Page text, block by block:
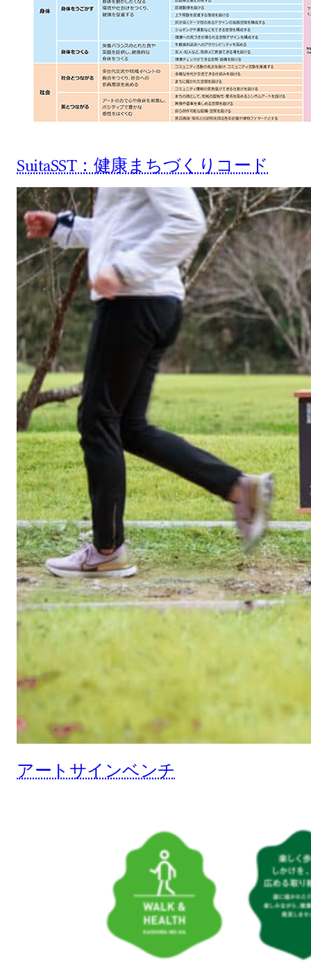
SuitaSST：健康まちづくりコード
アートサインベンチ